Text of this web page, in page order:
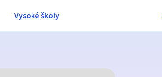
Vysoké školy